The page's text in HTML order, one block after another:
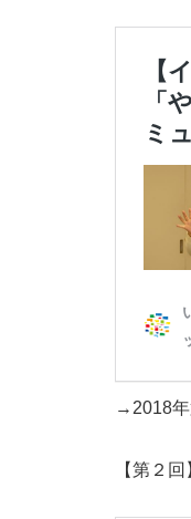
→2018年
【第２